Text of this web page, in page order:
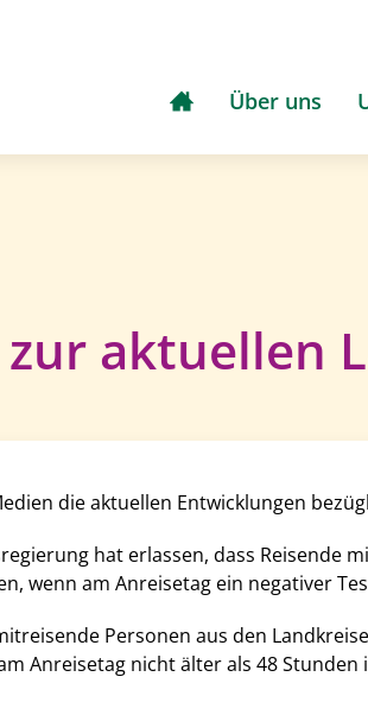
Über uns
aktuellen
die aktuellen Entwicklungen
hat erlassen, dass
wenn am Anreisetag ein negativer
Personen aus den
Anreisetag nicht älter als 48 Stunden